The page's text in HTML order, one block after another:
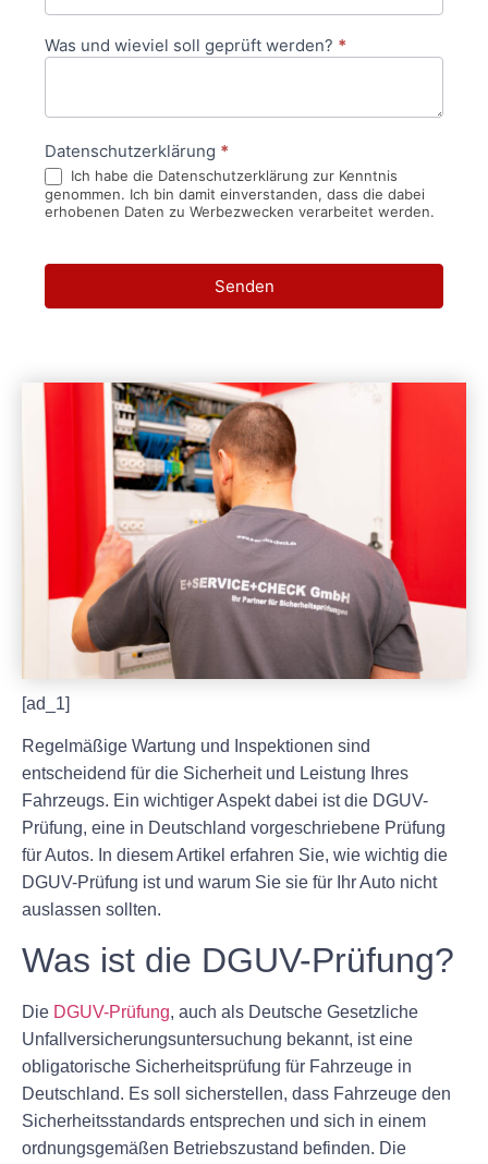
Was und wieviel soll geprüft werden? *
Datenschutzerklärung *
Ich habe die Datenschutzerklärung zur Kenntnis
genommen. Ich bin damit einverstanden, dass die dabei
erhobenen Daten zu Werbezwecken verarbeitet werden.
Senden
[ad_1]
Regelmäßige Wartung und Inspektionen sind
entscheidend für die Sicherheit und Leistung Ihres
Fahrzeugs. Ein wichtiger Aspekt dabei ist die DGUV-
Prüfung, eine in Deutschland vorgeschriebene Prüfung
für Autos. In diesem Artikel erfahren Sie, wie wichtig die
DGUV-Prüfung ist und warum Sie sie für Ihr Auto nicht
auslassen sollten.
Was ist die DGUV-Prüfung?
Die DGUV-Prüfung, auch als Deutsche Gesetzliche
Unfallversicherungsuntersuchung bekannt, ist eine
obligatorische Sicherheitsprüfung für Fahrzeuge in
Deutschland. Es soll sicherstellen, dass Fahrzeuge den
Sicherheitsstandards entsprechen und sich in einem
ordnungsgemäßen Betriebszustand befinden. Die